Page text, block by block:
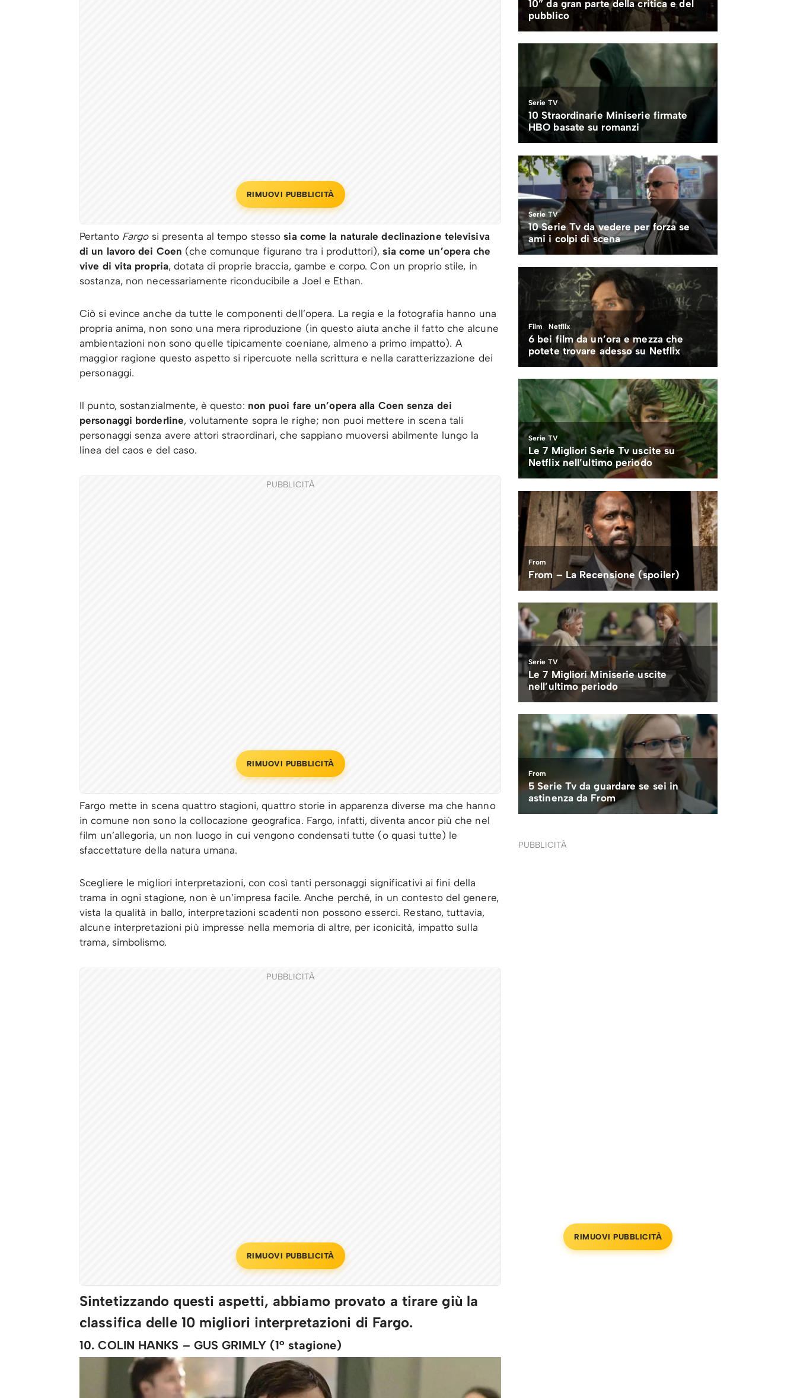
RIMUOVI PUBBLICITÀ
Pertanto Fargosi presenta al tempo stessosia come la naturale declinazione televisiva
di un lavoro dei Coen (che comunque figurano tra i produttori),sia come un’opera che
vive di vita propria, dotata di proprie braccia, gambe e corpo. Con un proprio stile, in
sostanza, non necessariamente riconducibile a Joel e Ethan.
Ciò si evince anche da tutte le componenti dell’opera. La regia e la fotografia hanno una
propria anima, non sono una mera riproduzione (in questo aiuta anche il fatto che alcune
ambientazioni non sono quelle tipicamente coeniane, almeno a primo impatto). A
maggior ragione questo aspetto si ripercuote nella scrittura e nella caratterizzazione dei
personaggi.
Il punto, sostanzialmente, è questo: non puoi fare un’opera alla Coen senza dei
personaggi borderline, volutamente sopra le righe; non puoi mettere in scena tali
personaggi senza avere attori straordinari, che sappiano muoversi abilmente lungo la
linea del caos e del caso.
PUBBLICITÀ
RIMUOVI PUBBLICITÀ
Fargo mette in scena quattro stagioni, quattro storie in apparenza diverse ma che hanno
in comune non sono la collocazione geografica. Fargo, infatti, diventa ancor più che nel
film un’allegoria, un non luogo in cui vengono condensati tutte (o quasi tutte) le
sfaccettature della natura umana.
Scegliere le migliori interpretazioni, con così tanti personaggi significativi ai fini della
trama in ogni stagione, non è un’impresa facile. Anche perché, in un contesto del genere,
vista la qualità in ballo, interpretazioni scadenti non possono esserci. Restano, tuttavia,
alcune interpretazioni più impresse nella memoria di altre, per iconicità, impatto sulla
trama, simbolismo.
PUBBLICITÀ
RIMUOVI PUBBLICITÀ
Sintetizzando questi aspetti, abbiamo provato a tirare giù la
classifica delle 10 migliori interpretazioni di Fargo.
10. COLIN HANKS – GUS GRIMLY (1° stagione)
PUBBLICITÀ
RIMUOVI PUBBLICITÀ